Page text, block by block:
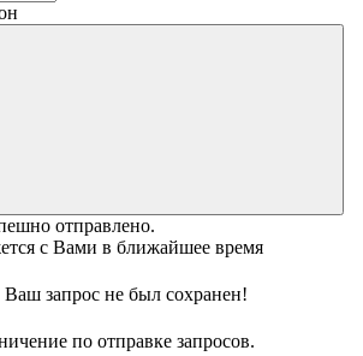
отправлено.
с Вами в ближайшее время
запрос не был сохранен!
по отправке запросов.